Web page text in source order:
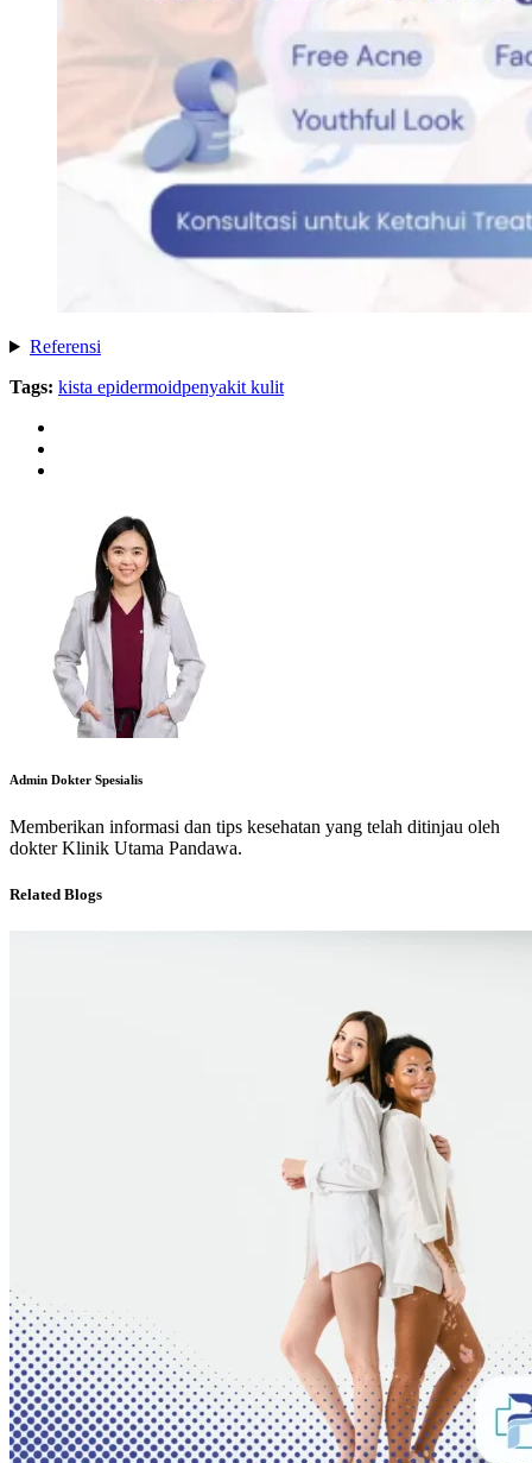
Referensi
Tags: kista epidermoidpenyakit kulit
Admin Dokter Spesialis
Memberikan informasi dan tips kesehatan yang telah ditinjau oleh
dokter Klinik Utama Pandawa.
Related Blogs